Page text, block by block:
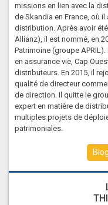
missions en lien avec la
de Skandia en France, où
distribution. Après avoir été
Allianz), il est nommé, en
Patrimoine (groupe
en assurance vie, Cap
distributeurs. En 2015, il
qualité de directeur
de direction. Il quitte le
expert en matière de
multiples projets de
patrimoniales.